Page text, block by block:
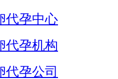
代孕中心
代孕机构
代孕公司